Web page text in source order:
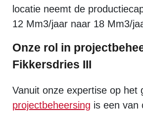
locatie neemt de
12 Mm3/jaar naar 18 Mm3/
Onze rol in
Fikkersdries III
Vanuit onze expertise op het
projectbeheersing is een van